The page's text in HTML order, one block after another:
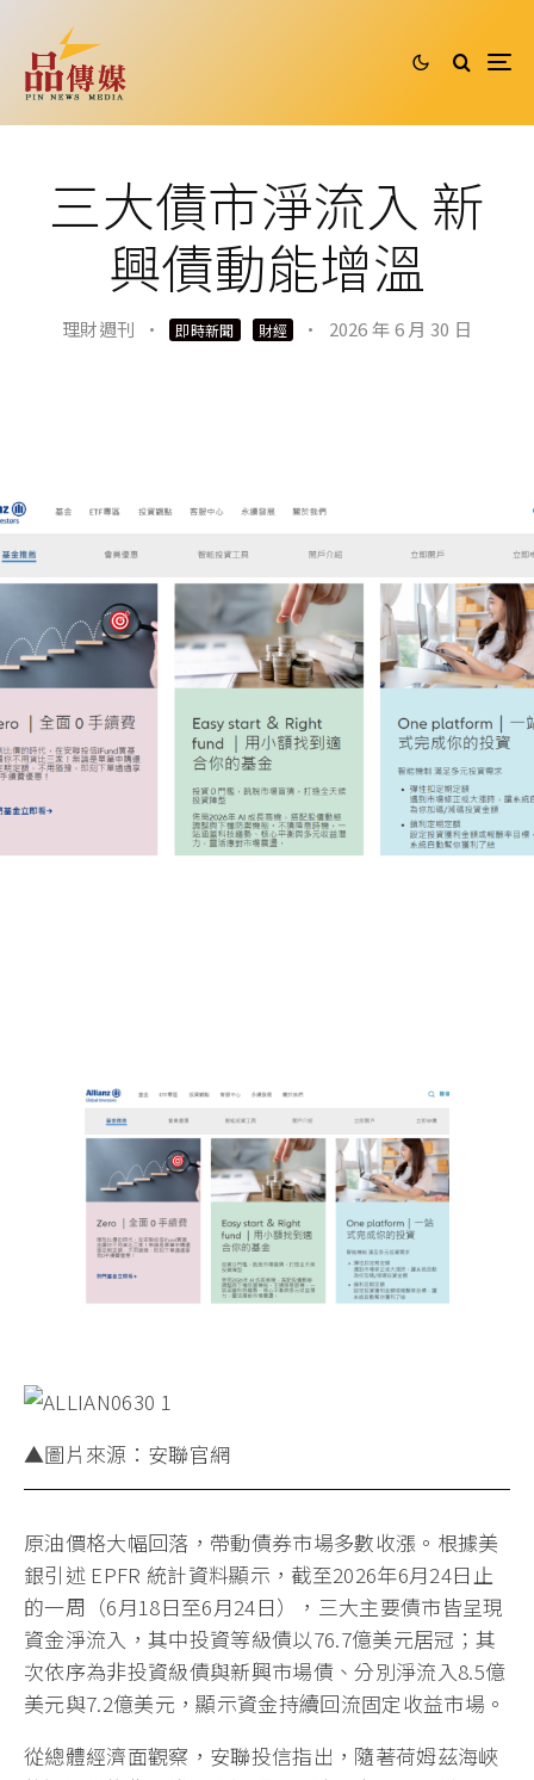
三大債市淨流入 新
興債動能增溫
理財週刊 · 即時新聞 財經 · 2026 年 6 月 30 日
▲圖片來源：安聯官網
原油價格大幅回落，帶動債券市場多數收漲。根據美
銀引述 EPFR 統計資料顯示，截至2026年6月24日止
的一周（6月18日至6月24日），三大主要債市皆呈現
資金淨流入，其中投資等級債以76.7億美元居冠；其
次依序為非投資級債與新興市場債、分別淨流入8.5億
美元與7.2億美元，顯示資金持續回流固定收益市場。
從總體經濟面觀察，安聯投信指出，隨著荷姆茲海峽